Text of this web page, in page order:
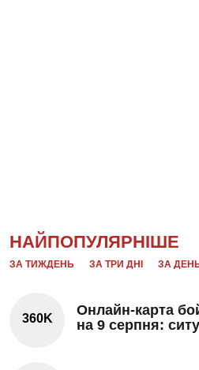
НАЙПОПУЛЯРНІШЕ
ЗА ТИЖДЕНЬ ЗА ТРИ ДНІ ЗА
360K
Онлайн-карта
на 9 серпня: